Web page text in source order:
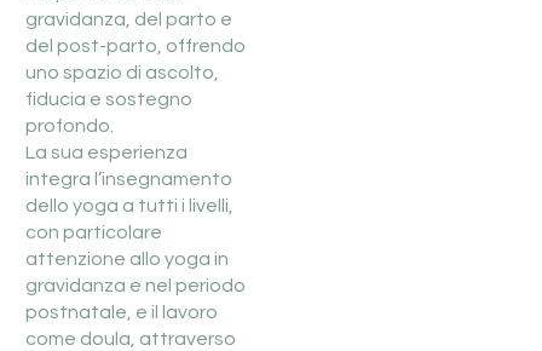
gravidanza, del parto e
del post-parto, offrendo
uno spazio di ascolto,
fiducia e sostegno
profondo.
La sua esperienza
integra l’insegnamento
dello yoga a tutti i livelli,
con particolare
attenzione allo yoga in
gravidanza e nel periodo
postnatale, e il lavoro
come doula, attraverso